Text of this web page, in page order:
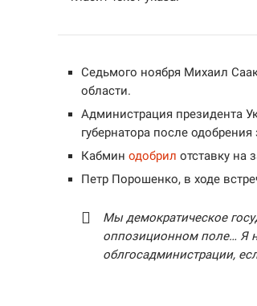
Седьмого ноября Михаил
области.
Администрация президента
губернатора после
Кабмин одобрил отставку на
Петр Порошенко, в ходе
Мы демократическое
оппозиционном поле… Я
облгосадминистрации,